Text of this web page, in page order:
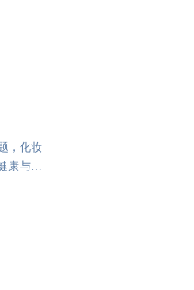
，化妆
康与安